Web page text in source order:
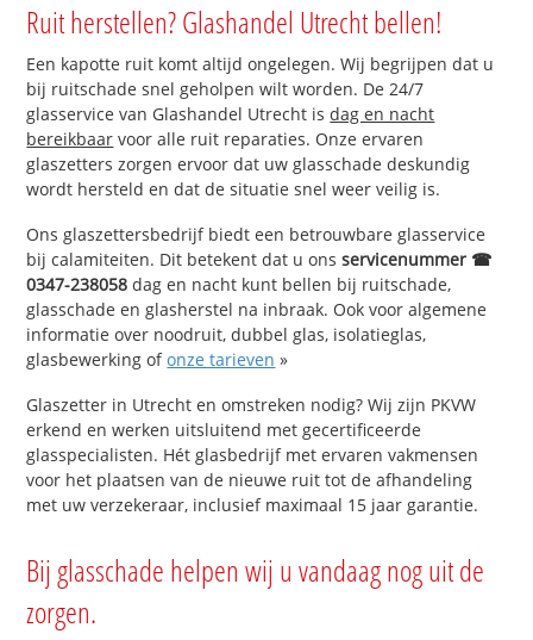
Ruit herstellen? Glashandel Utrecht bellen!
Een kapotte ruit komt altijd ongelegen. Wij begrijpen dat u
bij ruitschade snel geholpen wilt worden. De 24/7
glasservice van Glashandel Utrecht isdag en nacht
bereikbaar voor alle ruit reparaties. Onze ervaren
glaszetters zorgen ervoor dat uw glasschade deskundig
wordt hersteld en dat de situatie snel weer veilig is.
Ons glaszettersbedrijf biedt een betrouwbare glasservice
bij calamiteiten. Dit betekent dat u onsservicenummer ☎
0347-238058 dag en nacht kunt bellen bij ruitschade,
glasschade en glasherstel na inbraak. Ook voor algemene
informatie over noodruit, dubbel glas, isolatieglas,
glasbewerking ofonze tarieven »
Glaszetter in Utrecht en omstreken nodig? Wij zijn PKVW
erkend en werken uitsluitend met gecertificeerde
glasspecialisten. Hét glasbedrijf met ervaren vakmensen
voor het plaatsen van de nieuwe ruit tot de afhandeling
met uw verzekeraar, inclusief maximaal 15 jaar garantie.
Bij glasschade helpen wij u vandaag nog uit de
zorgen.